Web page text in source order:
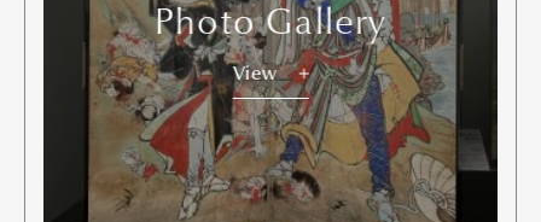
Photo Gallery
View